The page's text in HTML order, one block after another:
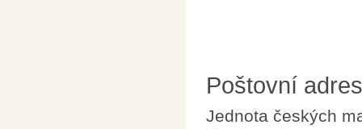
Poštovní
Jednota českých